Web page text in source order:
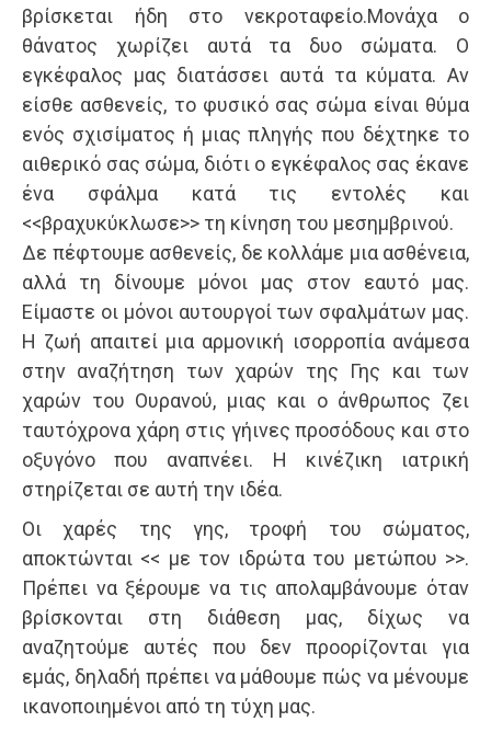
βρίσκεται ήδη στο νεκροταφείο.Μονάχα ο
θάνατος χωρίζει αυτά τα δυο σώματα. Ο
εγκέφαλος μας διατάσσει αυτά τα κύματα. Αν
είσθε ασθενείς, το φυσικό σας σώμα είναι θύμα
ενός σχισίματος ή μιας πληγής που δέχτηκε το
αιθερικό σας σώμα, διότι ο εγκέφαλος σας έκανε
ένα σφάλμα κατά τις εντολές και
<<βραχυκύκλωσε>> τη κίνηση του μεσημβρινού.
Δε πέφτουμε ασθενείς, δε κολλάμε μια ασθένεια,
αλλά τη δίνουμε μόνοι μας στον εαυτό μας.
Είμαστε οι μόνοι αυτουργοί των σφαλμάτων μας.
Η ζωή απαιτεί μια αρμονική ισορροπία ανάμεσα
στην αναζήτηση των χαρών της Γης και των
χαρών του Ουρανού, μιας και ο άνθρωπος ζει
ταυτόχρονα χάρη στις γήινες προσόδους και στο
οξυγόνο που αναπνέει. Η κινέζικη ιατρική
στηρίζεται σε αυτή την ιδέα.
Οι χαρές της γης, τροφή του σώματος,
αποκτώνται << με τον ιδρώτα του μετώπου >>.
Πρέπει να ξέρουμε να τις απολαμβάνουμε όταν
βρίσκονται στη διάθεση μας, δίχως να
αναζητούμε αυτές που δεν προορίζονται για
εμάς, δηλαδή πρέπει να μάθουμε πώς να μένουμε
ικανοποιημένοι από τη τύχη μας.